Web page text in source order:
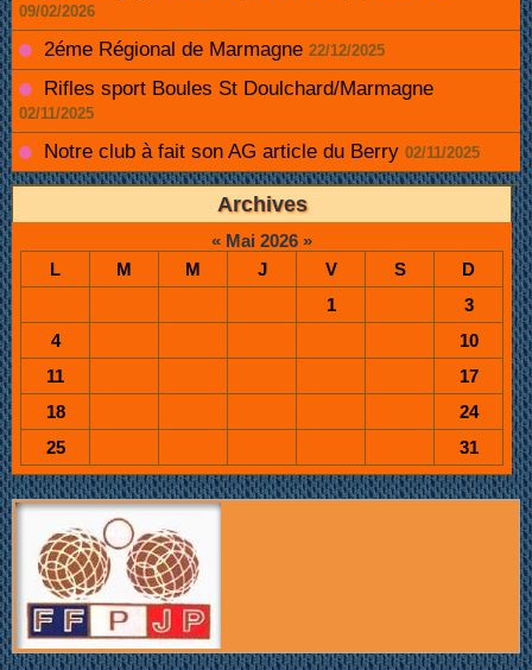
09/02/2026
2éme Régional de Marmagne 22/12/2025
Rifles sport Boules St Doulchard/Marmagne
02/11/2025
Notre club à fait son AG article du Berry 02/11/2025
Archives
« Mai 2026 »
L
M M J V S
D
1
3
4
10
11
17
18
24
25
31